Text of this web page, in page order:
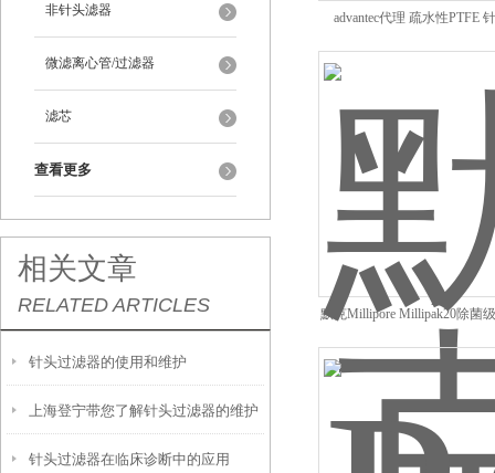
非针头滤器
微滤离心管/过滤器
滤芯
查看更多
相关文章
RELATED ARTICLES
针头过滤器的使用和维护
上海登宁带您了解针头过滤器的维护
针头过滤器在临床诊断中的应用
advantec代理 疏水性PTFE
默克Millipore Millipak20除菌